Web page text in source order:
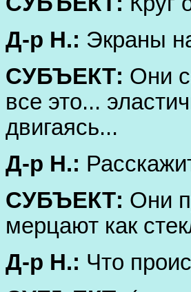
Д-р Н.: Экраны
СУБЪЕКТ: Они
все это...
двигаясь...
Д-р Н.:
СУБЪЕКТ: Они
мерцают как
Д-р Н.: Что